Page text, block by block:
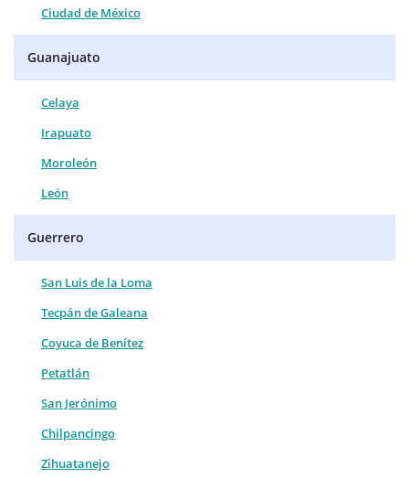
Ciudad de México
Guanajuato
Celaya
Irapuato
Moroleón
León
Guerrero
San Luis de la Loma
Tecpán de Galeana
Coyuca de Benítez
Petatlán
San Jerónimo
Chilpancingo
Zihuatanejo